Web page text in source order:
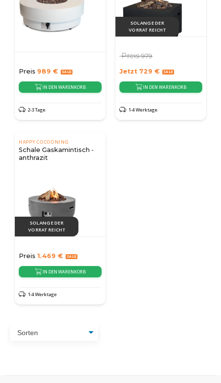
Preis 989 €
IN DEN WARENKORB
2-3 Tage
SOLANGE DER
VORRAT REICHT
Preis979
Jetzt 729 €
IN DEN WARENKORB
1-4 Werktage
HAPPY COCOONING
Schale Gaskamintisch -
anthrazit
SOLANGE DER
VORRAT REICHT
Preis 1.469 €
IN DEN WARENKORB
1-4 Werktage